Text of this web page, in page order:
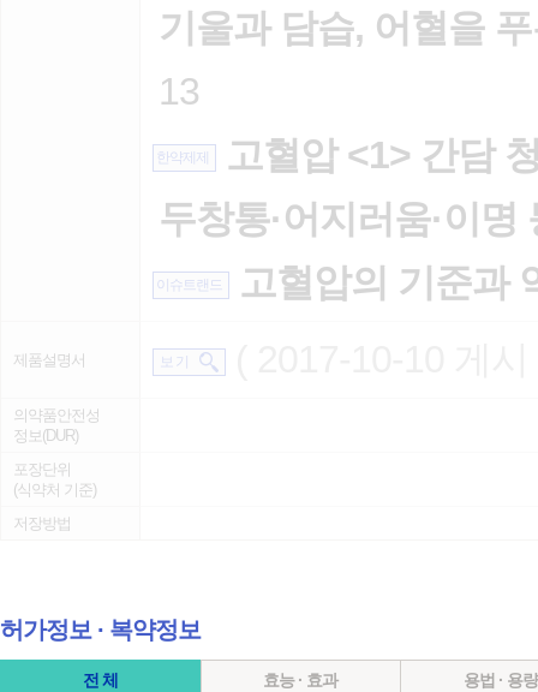
기울과 담습, 어혈을
13
한약제제
고혈압 <1> 간담
두창통·어지러움·이명
이슈트랜드 고혈압의 기준과
제품설명서 보 기
의약품안전성
정보(DUR)
포장단위
(식약처 기준)
저장방법
허가정보 ∙ 복약정보
전 체 효능 · 효과 용법 · 용량